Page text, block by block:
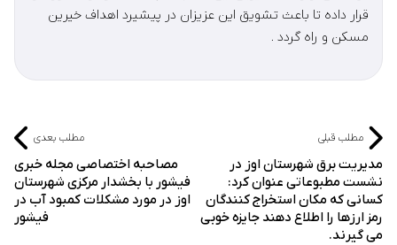
قرار داده تا باعث تشویق این عزیزان در پیشیرد اهداف خیرین
مسکن و راه گردد .
مطلب قبلی
مدیریت برق شهرستان اوز در
نشست مطبوعاتی عنوان کرد:
کسانی که مکان استخراج کنندگان
رمز ارزها را اطلاع دهند جایزه خوبی
می گیرند.
مطلب بعدی
مصاحبه اختصاصی مجله خبری
فیشور با بخشدار مرکزی شهرستان
اوز در مورد مشکلات کمبود آب در
فیشور